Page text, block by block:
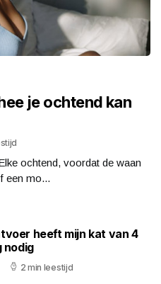
je ochtend kan
ochtend, voordat de waan
een mo...
heeft mijn kat van 4
nodig
2 min leestijd